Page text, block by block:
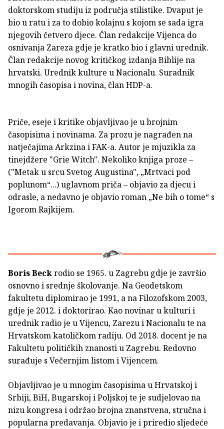
doktorskom studiju iz područja stilistike. Dvaput je
bio u ratu i za to dobio kolajnu s kojom se sada igra
njegovih četvero djece. Član redakcije Vijenca do
osnivanja Zareza gdje je kratko bio i glavni urednik.
Član redakcije novog kritičkog izdanja Biblije na
hrvatski. Urednik kulture u Nacionalu. Suradnik
mnogih časopisa i novina, član HDP-a.
Priče, eseje i kritike objavljivao je u brojnim
časopisima i novinama. Za prozu je nagrađen na
natječajima Arkzina i FAK-a. Autor je mjuzikla za
tinejdžere "Grie Witch". Nekoliko knjiga proze –
("Metak u srcu Svetog Augustina", „Mrtvaci pod
poplunom“...) uglavnom priča – objavio za djecu i
odrasle, a nedavno je objavio roman „Ne bih o tome“ s
Igorom Rajkijem.
Boris Beckrodio se 1965. u Zagrebu gdje je završio
osnovno i srednje školovanje. Na Geodetskom
fakultetu diplomirao je 1991, a na Filozofskom 2003,
gdje je 2012. i doktorirao. Kao novinar u kulturi i
urednik radio je u Vijencu, Zarezu i Nacionalu te na
Hrvatskom katoličkom radiju. Od 2018. docent je na
Fakultetu političkih znanosti u Zagrebu. Redovno
surađuje s Večernjim listom i Vijencem.
Objavljivao je u mnogim časopisima u Hrvatskoj i
Srbiji, BiH, Bugarskoj i Poljskoj te je sudjelovao na
nizu kongresa i održao brojna znanstvena, stručna i
popularna predavanja. Objavio je i priredio sljedeće